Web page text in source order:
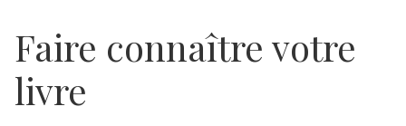
Faire connaître votre
livre